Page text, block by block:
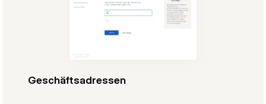
Geschäftsadressen